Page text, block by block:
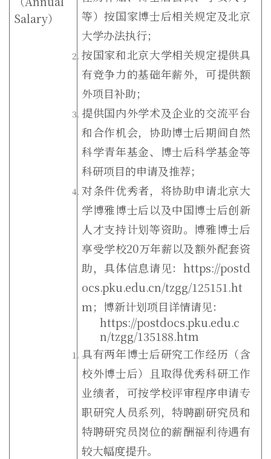
Salary）
等）按国家博士后相关规定及北京
大学办法执行；
按国家和北京大学相关规定提供具
有竞争力的基础年薪外，可提供额
外项目补助；
提供国内外学术及企业的交流平台
和合作机会，协助博士后期间自然
科学青年基金、博士后科学基金等
科研项目的申请及推荐；
对条件优秀者，将协助申请北京大
学博雅博士后以及中国博士后创新
人才支持计划等资助。博雅博士后
享受学校20万年薪以及额外配套资
助，具体信息请见： https://postd
ocs.pku.edu.cn/tzgg/125151.ht
m；博新计划项目详情请见：
https://postdocs.pku.edu.c
n/tzgg/135188.htm
具有两年博士后研究工作经历（含
校外博士后）且取得优秀科研工作
业绩者，可按学校评审程序申请专
职研究人员系列，特聘副研究员和
特聘研究员岗位的薪酬福利待遇有
较大幅度提升。